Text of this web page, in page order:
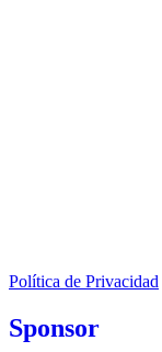
Política de Privacidad
Sponsor